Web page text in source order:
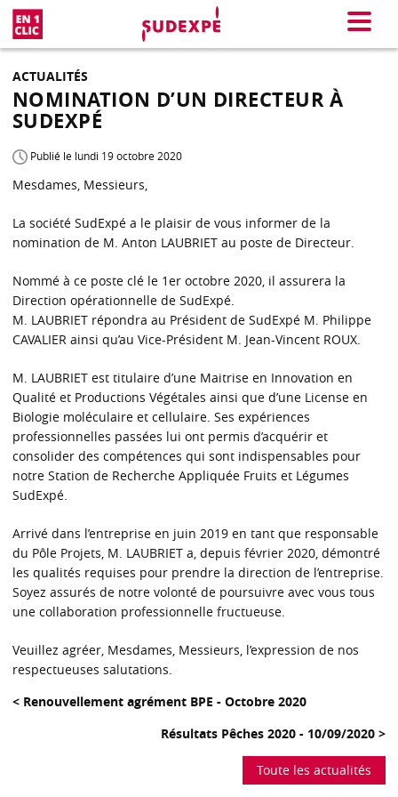
Menu
ACTUALITÉS
NOMINATION D’UN DIRECTEUR À
SUDEXPÉ
Publié le lundi 19 octobre 2020
Mesdames, Messieurs,
La société SudExpé a le plaisir de vous informer de la
nomination de M. Anton LAUBRIET au poste de Directeur.
Nommé à ce poste clé le 1er octobre 2020, il assurera la
Direction opérationnelle de SudExpé.
M. LAUBRIET répondra au Président de SudExpé M. Philippe
CAVALIER ainsi qu’au Vice-Président M. Jean-Vincent ROUX.
M. LAUBRIET est titulaire d’une Maitrise en Innovation en
Qualité et Productions Végétales ainsi que d’une License en
Biologie moléculaire et cellulaire. Ses expériences
professionnelles passées lui ont permis d’acquérir et
consolider des compétences qui sont indispensables pour
notre Station de Recherche Appliquée Fruits et Légumes
SudExpé.
Arrivé dans l’entreprise en juin 2019 en tant que responsable
du Pôle Projets, M. LAUBRIET a, depuis février 2020, démontré
les qualités requises pour prendre la direction de l’entreprise.
Soyez assurés de notre volonté de poursuivre avec vous tous
une collaboration professionnelle fructueuse.
Veuillez agréer, Mesdames, Messieurs, l’expression de nos
respectueuses salutations.
< Renouvellement agrément BPE - Octobre 2020
Résultats Pêches 2020 - 10/09/2020 >
Toute les actualités